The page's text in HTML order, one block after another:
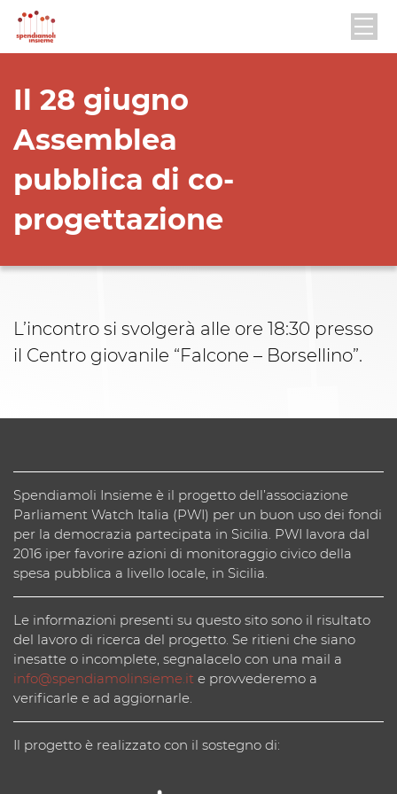
Il 28 giugno
Assemblea
pubblica di co-
progettazione
L’incontro si svolgerà alle ore 18:30 presso
il Centro giovanile “Falcone – Borsellino”.
Spendiamoli Insieme è il progetto dell’associazione
Parliament Watch Italia (PWI) per un buon uso dei fondi
per la democrazia partecipata in Sicilia. PWI lavora dal
2016 iper favorire azioni di monitoraggio civico della
spesa pubblica a livello locale, in Sicilia.
Le informazioni presenti su questo sito sono il risultato
del lavoro di ricerca del progetto. Se ritieni che siano
inesatte o incomplete, segnalacelo con una mail a
info@spendiamolinsieme.it e provvederemo a
verificarle e ad aggiornarle.
Il progetto è realizzato con il sostegno di: